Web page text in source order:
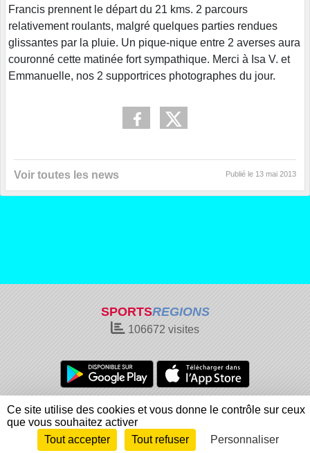
Francis prennent le départ du 21 kms. 2 parcours
relativement roulants, malgré quelques parties rendues
glissantes par la pluie. Un pique-nique entre 2 averses aura
couronné cette matinée fort sympathique. Merci à Isa V. et
Emmanuelle, nos 2 supportrices photographes du jour.
Voir toutes les news Publié le 13 mai 2013
SPORTSREGIONS
106672 visites
Charte cookies
Gestion des cookies
Informations légales
Signaler un contenu inapproprié
Envie de participer ?
Connexion
Ce site utilise des cookies et vous donne le contrôle sur ceux
que vous souhaitez activer
Tout accepter
Tout refuser Personnaliser